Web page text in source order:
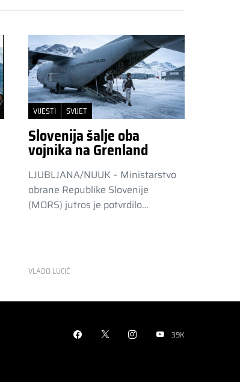
VIJESTI SVIJET
Slovenija šalje oba
vojnika na Grenland
LJUBLJANA/NUUK – Ministarstvo
obrane Republike Slovenije
(MORS) jutros je potvrdilo…
VLADO LUCIĆ
39K